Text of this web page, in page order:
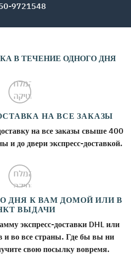
9721548
В ТЕЧЕНИЕ ОДНОГО ДНЯ
НА ВСЕ ЗАКАЗЫ
на все заказы свыше 400
и до двери экспресс-доставкой.
ДНЯ К ВАМ ДОМОЙ ИЛИ В
ВЫДАЧИ
экспресс-доставки DHL или
и во все страны. Где бы вы ни
свою посылку вовремя.